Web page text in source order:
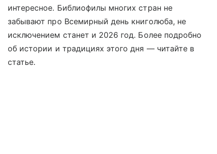
интересное. Библиофилы многих стран не
забывают про Всемирный день книголюба, не
исключением станет и 2026 год. Более подробно
об истории и традициях этого дня — читайте в
статье.